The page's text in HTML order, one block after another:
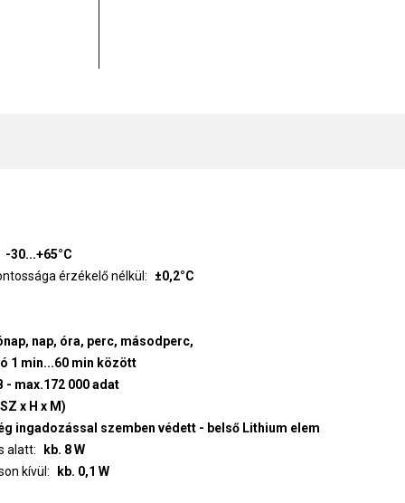
-30...+65°C
érzékelő nélkül
±0,2°C
nap, óra, perc, másodperc,
1 min...60 min között
- max.172 000 adat
x H x M)
ingadozással szemben védett - belső Lithium elem
alatt
kb. 8 W
kívül
kb. 0,1 W